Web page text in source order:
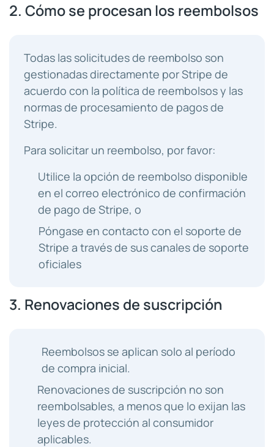
2. Cómo se procesan los reembolsos
Todas las solicitudes de reembolso son
gestionadas directamente por Stripe de
acuerdo con la política de reembolsos y las
normas de procesamiento de pagos de
Stripe.
Para solicitar un reembolso, por favor:
Utilice la opción de reembolso disponible
en el correo electrónico de confirmación
de pago de Stripe, o
Póngase en contacto con el soporte de
Stripe a través de sus canales de soporte
oficiales
3. Renovaciones de suscripción
Reembolsos se aplican solo al período
de compra inicial.
Renovaciones de suscripción no son
reembolsables, a menos que lo exijan las
leyes de protección al consumidor
aplicables.